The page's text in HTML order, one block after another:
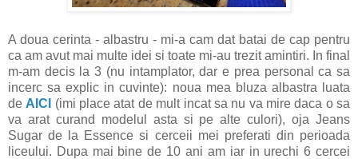
A doua cerinta - albastru - mi-a cam dat batai de cap pentru
ca am avut mai multe idei si toate mi-au trezit amintiri. In final
m-am decis la 3 (nu intamplator, dar e prea personal ca sa
incerc sa explic in cuvinte): noua mea bluza albastra luata
de AICI
(imi place atat de mult incat sa nu va mire daca o sa
va arat curand modelul asta si pe alte culori), oja Jeans
Sugar de la Essence si cerceii mei preferati din perioada
liceului. Dupa mai bine de 10 ani am iar in urechi 6 cercei